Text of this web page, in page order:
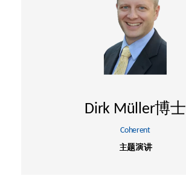
Dirk Müller博士
Coherent
主题演讲